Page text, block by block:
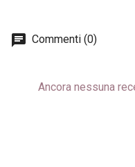
Commenti (0)
Ancora nessuna